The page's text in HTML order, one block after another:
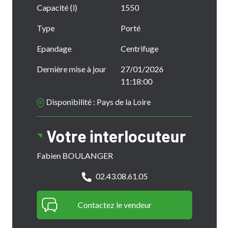
Capacité (l) 1550
Type Porté
Epandage Centrifuge
Dernière mise à jour
27/01/2026
11:18:00
Disponibilité : Pays de la Loire
Votre interlocuteur
Fabien BOULANGER
02.43.08.61.05
Contactez le vendeur